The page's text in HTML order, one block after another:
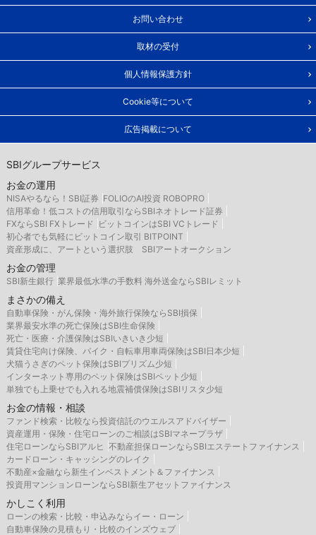
お問い合わせ
取材の受付
個人情報保護方針
Cookie等について
広告掲載について
SBIグループサービス
お金の運用
NISAやるなら！SBI証券 FOLIOのAI投資 ROBOPRO
信用革命！低コストの信用取引ならSBIネオトレード証券
FXならSBI FXトレード
ビットコインはSBI VCトレード
初心者でも気軽にビットコイン取引 BITPOINT
資産形成に、アートという選択肢 SBIアートオークション
お金の管理
SBI新生銀行 業界最低水準の手数料 海外送金ならSBIレミット
まさかの備え
自動車保険・がん保険・海外旅行保険ならSBI損保
業界最安水準の死亡保険はSBI生命保険
死亡・医療・介護保険はSBIいきいき少短
賃貸住宅向け保険、バイク・自転車用車両保険はSBI日本少短
犬猫うさぎのペット保険はSBIプリズム少短
インターネット専用のペット保険はSBIペット少短
単独でも上乗せでも入れる地震補償保険はSBIリスタ少短
お金の情報・相談
ファンド検索・比較なら投資信託のウエルスアドバイザー
資産運用・保険・住宅ローンのご相談はSBIマネープラザ
住宅ローンならSBIアルヒ 不動産担保ローンならSBIエステートファイナンス
カードローン・キャッシングのレイク
不動産×金融なら新生インベストメント＆ファイナンス
投資用マンションローンならSBI新生アセットファイナンス
かしこく利用
ローンの検索・比較・申込みならイー・ローン
自動車保険の見積もり・比較のインズウェブ